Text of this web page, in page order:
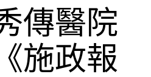
傳醫院
施政報